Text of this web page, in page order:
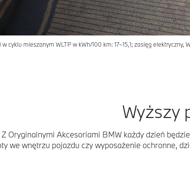
cyklu mieszanym WLTP w kWh/100 km: 17–15,1; zasięg elektryczny,
Wyższy
Oryginalnymi Akcesoriami BMW każdy dzień
we wnętrzu pojazdu czy wyposażenie ochronne,